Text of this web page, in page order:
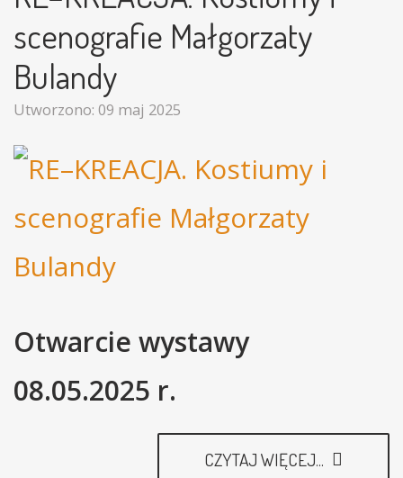
scenografie Małgorzaty
Bulandy
Utworzono: 09 maj 2025
Otwarcie wystawy
08.05.2025 r.
CZYTAJ WIĘCEJ...